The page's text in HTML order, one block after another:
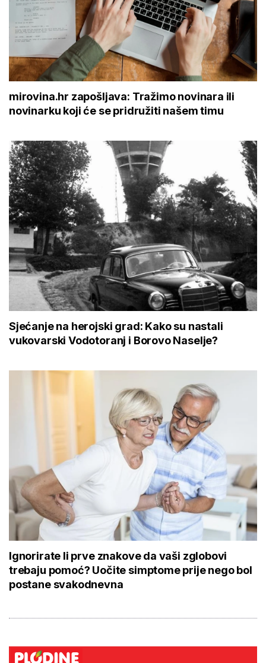
mirovina.hr zapošljava: Tražimo novinara ili
novinarku koji će se pridružiti našem timu
Sjećanje na herojski grad: Kako su nastali
vukovarski Vodotoranj i Borovo Naselje?
Ignorirate li prve znakove da vaši zglobovi
trebaju pomoć? Uočite simptome prije nego bol
postane svakodnevna